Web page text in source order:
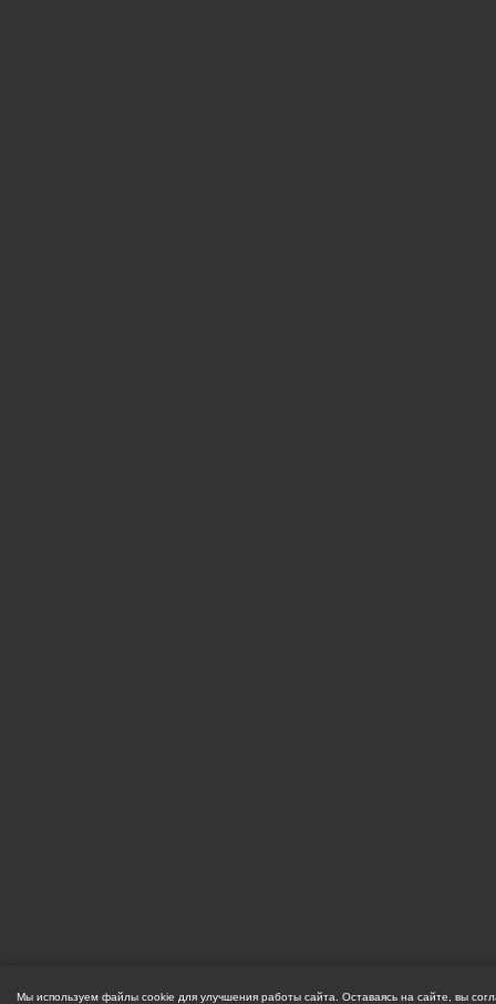
Мы используем файлы cookie для улучшения работы сайта. Оставаясь на сайте, вы